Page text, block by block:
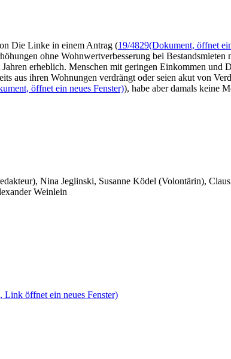
Die Linke in einem Antrag (19/4829(Dokument, öffnet
ohne Wohnwertverbesserung bei
erheblich. Menschen mit geringen Einkommen
aus ihren Wohnungen verdrängt oder seien akut von
öffnet ein neues Fenster)), habe aber damals keine
Nina Jeglinski, Susanne Ködel (Volontärin),
Weinlein
Link öffnet ein neues Fenster)